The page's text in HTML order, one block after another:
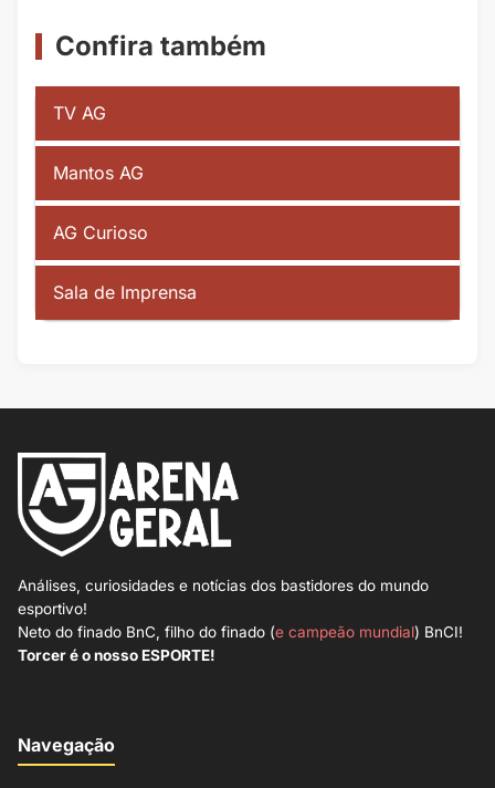
Confira também
TV AG
Mantos AG
AG Curioso
Sala de Imprensa
Análises, curiosidades e notícias dos bastidores do mundo
esportivo!
Neto do finado BnC, filho do finado (e campeão mundial) BnCI!
Torcer é o nosso ESPORTE!
Navegação